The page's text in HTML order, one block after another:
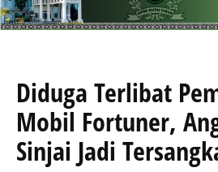
Diduga Terlibat
Mobil Fortuner,
Sinjai Jadi